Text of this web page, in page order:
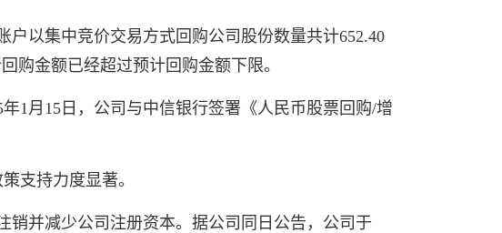
以集中竞价交易方式回购公司股份数量共计652.40
购金额已经超过预计回购金额下限。
1月15日，公司与中信银行签署《人民币股票回购/增
支持力度显著。
销并减少公司注册资本。据公司同日公告，公司于